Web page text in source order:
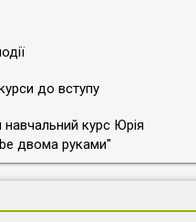
до вступу
курс Юрія
двома руками"